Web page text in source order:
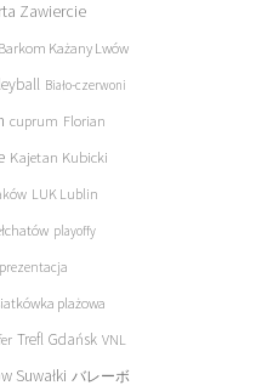
Zawiercie
Barkom Każany Lwów
Biało-czerwoni
cuprum Florian
Kajetan Kubicki
LUK Lublin
playoffy
plażowa
Trefl Gdańsk VNL
Suwałki バレーボ